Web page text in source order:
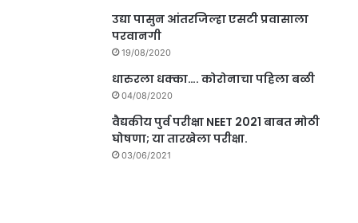
उद्या पासुन आंतरजिल्हा एसटी प्रवासाला
परवानगी
19/08/2020
धारुरला धक्का…. कोरोनाचा पहिला बळी
04/08/2020
वैद्यकीय पुर्व परीक्षा NEET 2021 बाबत मोठी
घोषणा; या तारखेला परीक्षा.
03/06/2021